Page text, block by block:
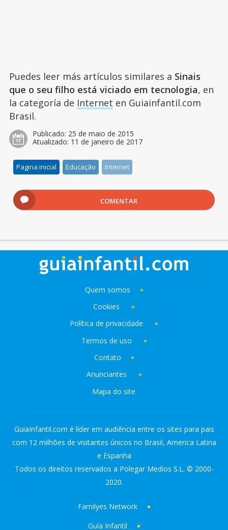
Puedes leer más artículos similares a Sinais
que o seu filho está viciado em tecnologia, en
la categoría de Internet en Guiainfantil.com
Brasil.
Publicado: 25 de maio de 2015
Atualizado: 11 de janeiro de 2017
Pagina inicial Educação Internet
COMENTAR
Quem somos
Cookies
Política de privacidade
Termos de uso
Contato
Anunciantes
Mapa do site
GuiaInfantil.com é líder em audiência entre os sites para pais
com 12 milhões de visitantes únicos no Brasil, America Latina
e Espanha
Todos os direitos reservados a Polegar Medios S.L. © 2000-
2020.
Familyes Network
Guía Infantil